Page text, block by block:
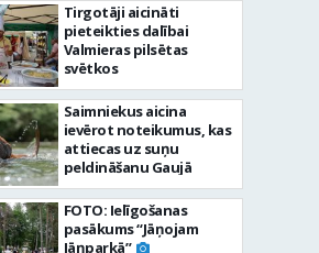
Tirgotāji aicināti
pieteikties dalībai
Valmieras pilsētas
svētkos
Saimniekus aicina
ievērot noteikumus, kas
attiecas uz suņu
peldināšanu Gaujā
FOTO: Ielīgošanas
pasākums “Jāņojam
Jāņparkā”